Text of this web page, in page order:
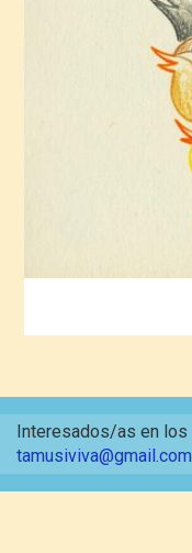
Interesados/as en los
tamusiviva@gmail.com